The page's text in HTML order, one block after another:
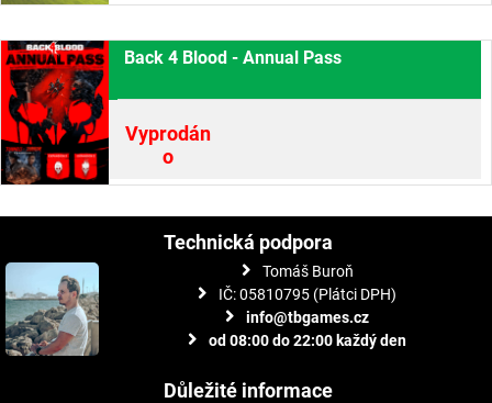
Back 4 Blood - Annual Pass
Vyprodán
o
Technická podpora
Tomáš Buroň
IČ: 05810795 (Plátci DPH)
info@tbgames.cz
od 08:00 do 22:00 každý den
Důležité informace